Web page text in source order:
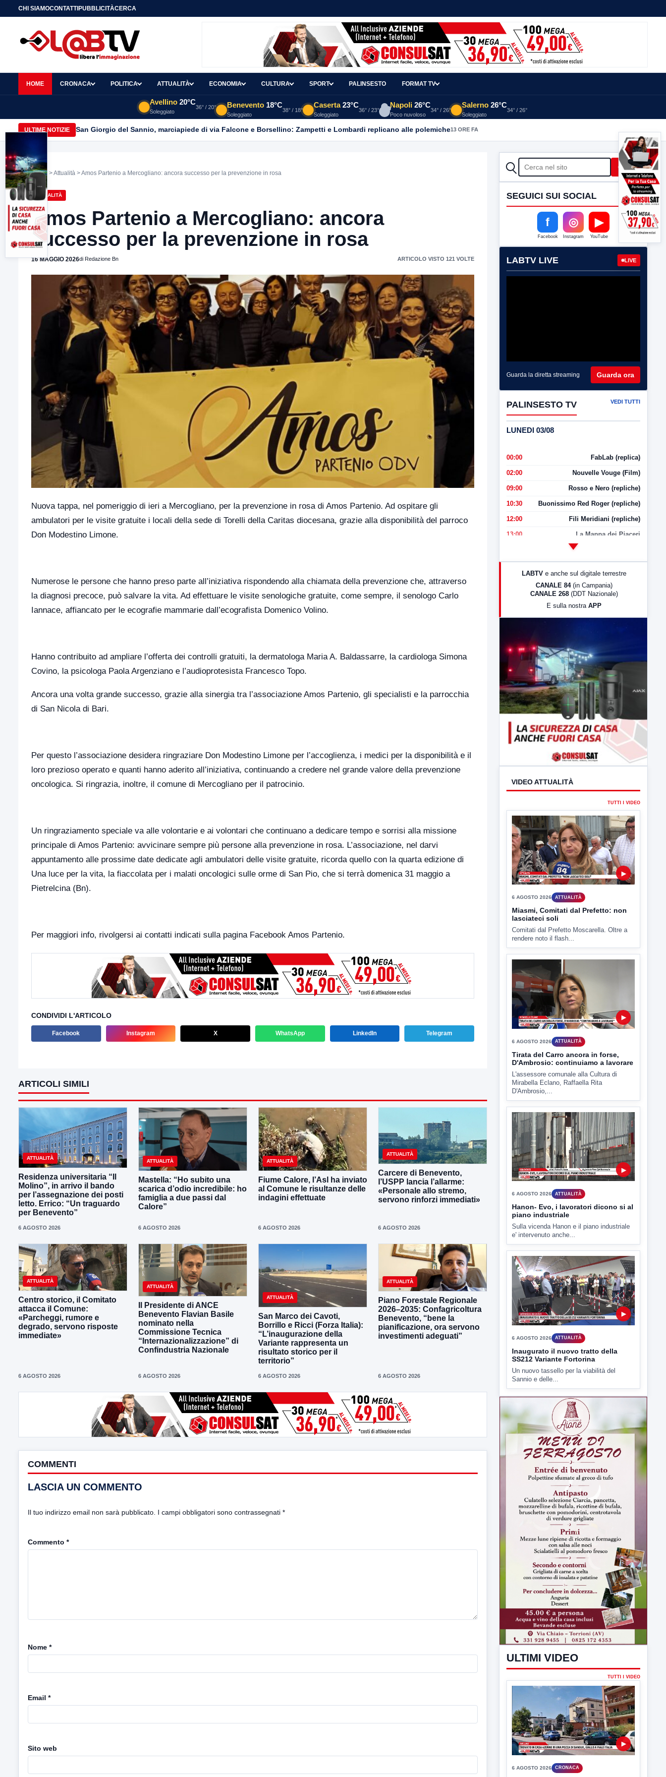
CHI SIAMOCONTATTIPUBBLICITÀCERCA
HOME CRONACA POLITICA ATTUALITÀ ECONOMIA CULTURA SPORT PALINSESTO FORMAT TV
Avellino 20°C
Soleggiato
36° / 20° Benevento 18°C
Soleggiato
38° / 18°
Caserta 23°C
Soleggiato
36° / 23°
Napoli 26°C
Poco nuvoloso
34° / 26°
Salerno 26°C
Soleggiato
34° / 26°
ULTIME NOTIZIE San Giorgio del Sannio, marciapiede di via Falcone e Borsellino: Zampetti e Lombardi replicano alle polemiche13 ORE FA
Home >Attualità > Amos Partenio a Mercogliano: ancora successo per la prevenzione in rosa
ATTUALITÀ
Amos Partenio a Mercogliano: ancora
successo per la prevenzione in rosa
16 MAGGIO 2026di Redazione Bn ARTICOLO VISTO 121 VOLTE
Nuova tappa, nel pomeriggio di ieri a Mercogliano, per la prevenzione in rosa di Amos Partenio. Ad ospitare gli
ambulatori per le visite gratuite i locali della sede di Torelli della Caritas diocesana, grazie alla disponibilità del parroco
Don Modestino Limone.
Numerose le persone che hanno preso parte all’iniziativa rispondendo alla chiamata della prevenzione che, attraverso
la diagnosi precoce, può salvare la vita. Ad effettuare le visite senologiche gratuite, come sempre, il senologo Carlo
Iannace, affiancato per le ecografie mammarie dall’ecografista Domenico Volino.
Hanno contribuito ad ampliare l’offerta dei controlli gratuiti, la dermatologa Maria A. Baldassarre, la cardiologa Simona
Covino, la psicologa Paola Argenziano e l’audioprotesista Francesco Topo.
Ancora una volta grande successo, grazie alla sinergia tra l’associazione Amos Partenio, gli specialisti e la parrocchia
di San Nicola di Bari.
Per questo l’associazione desidera ringraziare Don Modestino Limone per l’accoglienza, i medici per la disponibilità e il
loro prezioso operato e quanti hanno aderito all’iniziativa, continuando a credere nel grande valore della prevenzione
oncologica. Si ringrazia, inoltre, il comune di Mercogliano per il patrocinio.
Un ringraziamento speciale va alle volontarie e ai volontari che continuano a dedicare tempo e sorrisi alla missione
principale di Amos Partenio: avvicinare sempre più persone alla prevenzione in rosa. L’associazione, nel darvi
appuntamento alle prossime date dedicate agli ambulatori delle visite gratuite, ricorda quello con la quarta edizione di
Una luce per la vita, la fiaccolata per i malati oncologici sulle orme di San Pio, che si terrà domenica 31 maggio a
Pietrelcina (Bn).
Per maggiori info, rivolgersi ai contatti indicati sulla pagina Facebook Amos Partenio.
CONDIVIDI L'ARTICOLO
Facebook Instagram X WhatsApp LinkedIn Telegram
ARTICOLI SIMILI
ATTUALITÀ
Residenza universitaria “Il
Molino”, in arrivo il bando
per l’assegnazione dei posti
letto. Errico: “Un traguardo
per Benevento”
6 AGOSTO 2026
ATTUALITÀ
Mastella: “Ho subito una
scarica d’odio incredibile: ho
famiglia a due passi dal
Calore”
6 AGOSTO 2026
ATTUALITÀ
Fiume Calore, l’Asl ha inviato
al Comune le risultanze delle
indagini effettuate
6 AGOSTO 2026
ATTUALITÀ
Carcere di Benevento,
l’USPP lancia l’allarme:
«Personale allo stremo,
servono rinforzi immediati»
6 AGOSTO 2026
ATTUALITÀ
Centro storico, il Comitato
attacca il Comune:
«Parcheggi, rumore e
degrado, servono risposte
immediate»
6 AGOSTO 2026
ATTUALITÀ
Il Presidente di ANCE
Benevento Flavian Basile
nominato nella
Commissione Tecnica
“Internazionalizzazione” di
Confindustria Nazionale
6 AGOSTO 2026
ATTUALITÀ
San Marco dei Cavoti,
Borrillo e Ricci (Forza Italia):
“L’inaugurazione della
Variante rappresenta un
risultato storico per il
territorio”
6 AGOSTO 2026
ATTUALITÀ
Piano Forestale Regionale
2026–2035: Confagricoltura
Benevento, “bene la
pianificazione, ora servono
investimenti adeguati”
6 AGOSTO 2026
COMMENTI
LASCIA UN COMMENTO
Il tuo indirizzo email non sarà pubblicato. I campi obbligatori sono contrassegnati *
Commento *
Nome *
Email *
Sito web
CERCA Cerca
SEGUICI SUI SOCIAL
f
Facebook
◎
Instagram
▶
YouTube
LABTV LIVE LIVE
Guarda la diretta streaming Guarda ora
PALINSESTO TV VEDI TUTTI
LUNEDI 03/08
00:00 FabLab (replica)
02:00 Nouvelle Vouge (Film)
09:00 Rosso e Nero (repliche)
10:30 Buonissimo Red Roger (repliche)
12:00 Fili Meridiani (repliche)
13:00 La Mappa dei Piaceri
LabNews (Diretta)
LABTV e anche sul digitale terrestre
CANALE 84 (in Campania)
CANALE 268 (DDT Nazionale)
E sulla nostra APP
VIDEO ATTUALITÀ
TUTTI I VIDEO
▶
Miasmi, Comitati dal Prefetto: non
lasciateci soli
rendere noto il flash...
Tirata del Carro ancora in forse,
D'Ambrosio: continuiamo a lavorare
L'assessore comunale alla Cultura di
Mirabella Eclano, Raffaella Rita
D'Ambrosio,...
▶
Hanon- Evo, i lavoratori dicono si al
piano industriale
Sulla vicenda Hanon e il piano industriale
e' intervenuto anche...
ATTUALITÀ
Inaugurato il nuovo tratto della
SS212 Variante Fortorina
Un nuovo tassello per la viabilità del
Sannio e delle...
ULTIMI VIDEO
TUTTI I VIDEO
▶